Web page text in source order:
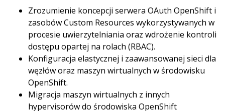
Zrozumienie koncepcji serwera OAuth OpenShift i
zasobów Custom Resources wykorzystywanych w
procesie uwierzytelniania oraz wdrożenie kontroli
dostępu opartej na rolach (RBAC).
Konfiguracja elastycznej i zaawansowanej sieci dla
węzłów oraz maszyn wirtualnych w środowisku
OpenShift.
Migracja maszyn wirtualnych z innych
hypervisorów do środowiska OpenShift